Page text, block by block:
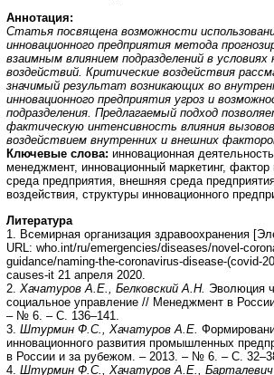
Аннотация:
Статья посвящена возможности
инновационного предприятия метода
взаимным влиянием подразделений в условиях
воздействий. Критические воздействия
значимый результат возникающих во
инновационного предприятия угроз и
подразделения. Предлагаемый подход
фактическую интенсивность влияния
воздействием внутренних и внешних
Ключевые слова: инновационная
менеджмент, инновационный маркетинг, фактор
среда предприятия, внешняя среда
воздействия, структуры инновационного
Литература
1. Всемирная организация здравоохранения
URL: who.int/ru/emergencies/diseases/novel-
guidance/naming-the-coronavirus-disease-(covid-
causes-it 21 апреля 2020.
2. Хачатуров А.Е., Белковский А.Н. Эволюция
социальное управление // Менеджмент в
– № 6. – С. 136–141.
3. Штурмин Ф.С., Хачатуров А.Е.
инновационного развития промышленных
в России и за рубежом. – 2013. – № 6. – С.
4. Штурмин Ф.С., Хачатуров А.Е.,